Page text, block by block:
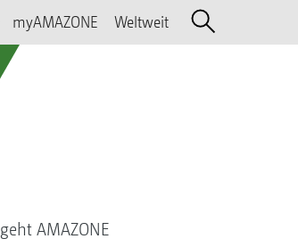
myAMAZONE Weltweit
AMAZONE